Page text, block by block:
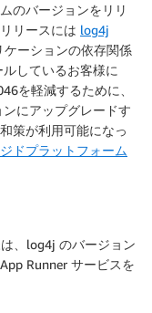
のバージョンをリリ
リースには log4j
ーションの依存関係
しているお客様に
を軽減するために、
にアップグレードす
策が利用可能になっ
ドプラットフォーム
、log4j のバージョン
Runner サービスを